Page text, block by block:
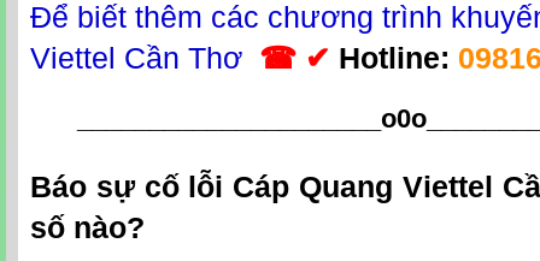
Để biết thêm các chương trình
Viettel Cần Thơ ☎ ✔ Hotline:
_____________________o0o
Báo sự cố lỗi Cáp Quang Viettel
số nào?